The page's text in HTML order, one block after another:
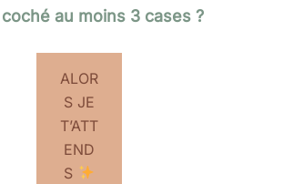
au moins 3 cases ?
ALOR
S JE
T’ATT
END
S